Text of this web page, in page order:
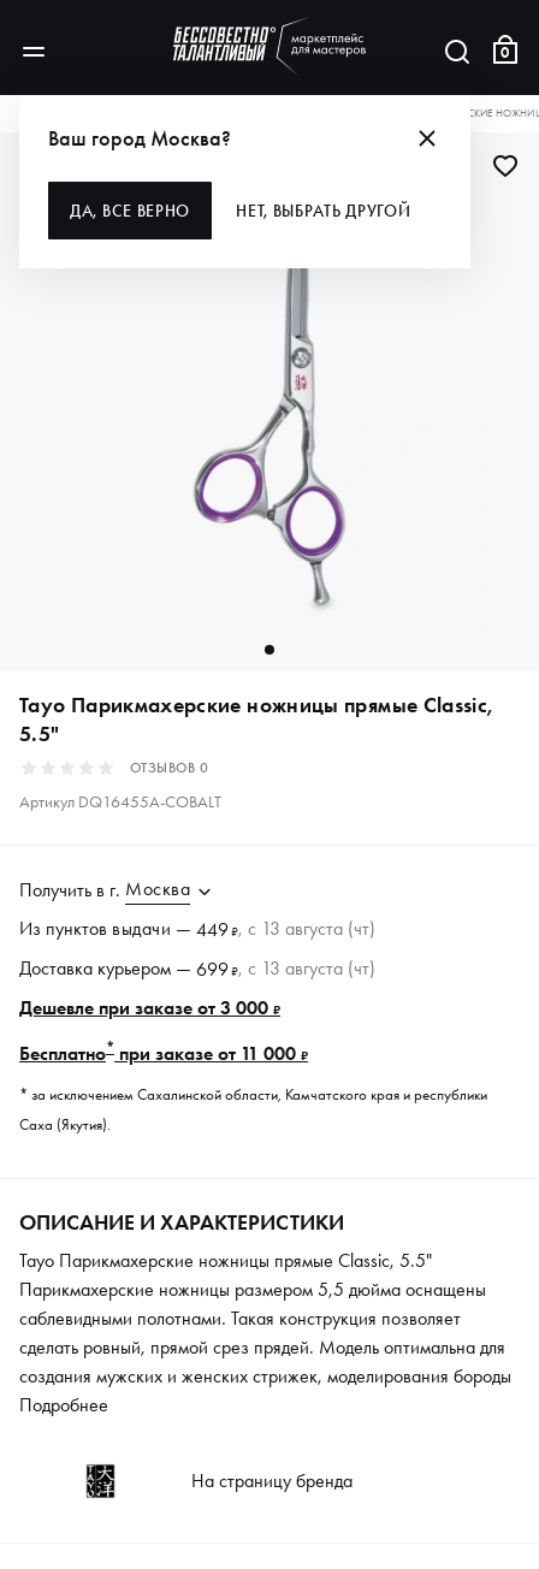
0
Ваш город Москва?
ДА, ВСЕ ВЕРНО НЕТ, ВЫБРАТЬ ДРУГОЙ
TAYO ПАРИКМАХЕРСКИЕ
Tayo Парикмахерские ножницы прямые Classic,
5.5"
ОТЗЫВОВ 0
Артикул DQ16455A-COBALT
Получить в г. Москва
Из пунктов выдачи — 449₽, c 13 августа (чт)
Доставка курьером — 699₽, c 13 августа (чт)
Дешевле при заказе от 3 000 ₽
Бесплатно* при заказе от 11 000 ₽
* за исключением Сахалинской области, Камчатского края и республики
Саха (Якутия).
ОПИСАНИЕ И ХАРАКТЕРИСТИКИ
Tayo Парикмахерские ножницы прямые Classic, 5.5"
Парикмахерские ножницы размером 5,5 дюйма оснащены
саблевидными полотнами. Такая конструкция позволяет
сделать ровный, прямой срез прядей. Модель оптимальна для
создания мужских и женских стрижек, моделирования бороды
и усов. Мягкость хода легко регулируется при помощи винта.
эффективность в процессе эксплуатации. Изделие дополнено
съемным упором для мизинца. Прочная нержавеющая сталь
Подробнее
На страницу бренда